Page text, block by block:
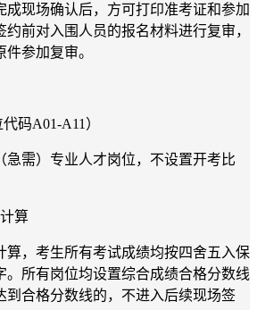
成现场确认后，方可打印准考证和参加
前对入围人员的报名材料进行复审，
参加复审。
码A01-A11）
急需）专业人才岗位，不设置开考比
算
算，考生所有考试成绩均按四舍五入保
。所有岗位均设置综合成绩合格分数线
到合格分数线的，不进入后续现场签